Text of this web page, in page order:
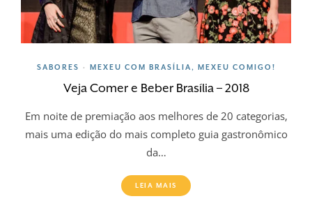
SABORES • MEXEU COM BRASÍLIA, MEXEU COMIGO!
Veja Comer e Beber Brasília – 2018
Em noite de premiação aos melhores de 20 categorias,
mais uma edição do mais completo guia gastronômico
da…
LEIA MAIS